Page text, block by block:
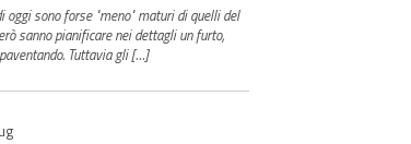
oggi sono forse "meno" maturi di quelli del
sanno pianificare nei dettagli un furto,
Tuttavia gli […]